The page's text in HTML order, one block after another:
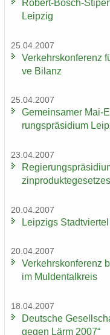
Robert-​Bosch-
Leip­zig
25.04.2007
Ver­kehrs­kon­fe­renz
ve Bi­lanz
25.04.2007
Ge­mein­sa­mer Mai-​
rungs­prä­si­di­um
23.04.2007
zin­pro­duk­te­ge­set­zes
20.04.2007
Leip­zigs
20.04.2007
Ver­kehrs­kon­fe­renz
im Mul­den­tal­kreis
18.04.2007
Deut­sche
gegen Lärm 2007“